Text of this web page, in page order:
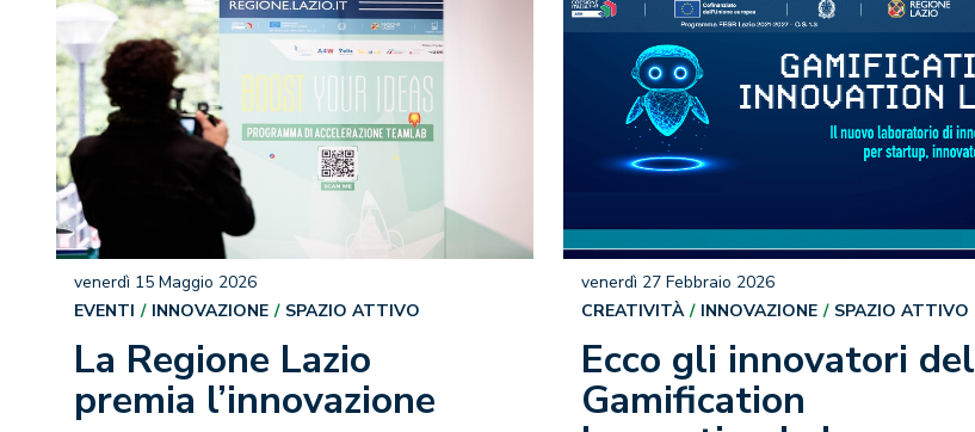
La Regione Lazio
premia l’innovazione
venerdì 15 Maggio 2026
EVENTI
INNOVAZIONE SPAZIO ATTIVO
Ecco gli innovatori del
Gamification
venerdì 27 Febbraio 2026
CREATIVITÀ
INNOVAZIONE SPAZIO ATTIVO